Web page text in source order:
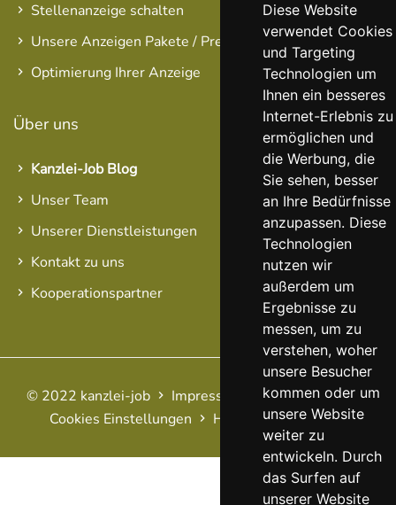
Diese Website
verwendet Cookies
und Targeting
Technologien um
Ihnen ein besseres
Internet-Erlebnis zu
ermöglichen und
die Werbung, die
Sie sehen, besser
an Ihre Bedürfnisse
anzupassen. Diese
Technologien
nutzen wir
außerdem um
Ergebnisse zu
messen, um zu
verstehen, woher
unsere Besucher
kommen oder um
unsere Website
weiter zu
entwickeln. Durch
das Surfen auf
unserer Website
Stellenanzeige schalten
Unsere Anzeigen Pakete / Preise
Optimierung Ihrer Anzeige
Über uns
Kanzlei-Job Blog
Unser Team
Unserer Dienstleistungen
Kontakt zu uns
Kooperationspartner
© 2022 kanzlei-job Impressum AGB
Datenschutz
Cookies Einstellungen
Haftungsausschluss FAQ